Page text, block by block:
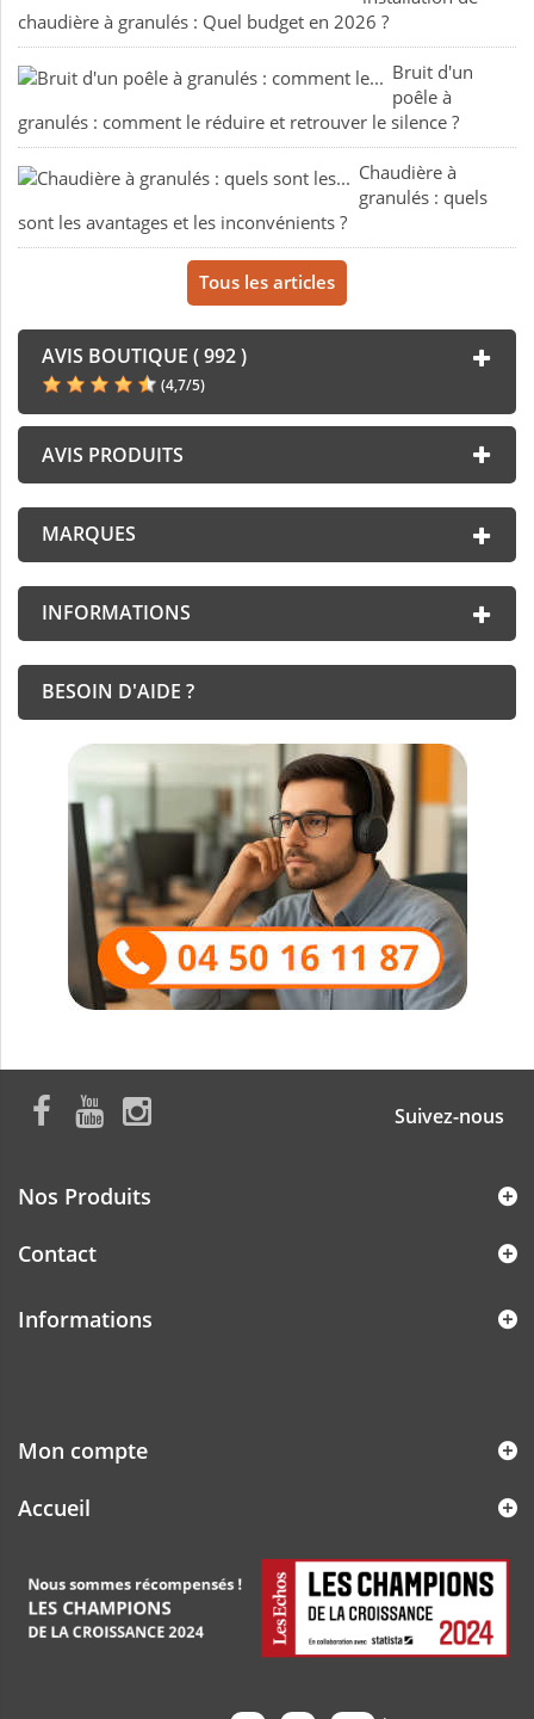
chaudière à granulés : Quel budget en 2026 ?
Bruit d'un
poêle à
granulés : comment le réduire et retrouver le silence ?
Chaudière à
granulés : quels
sont les avantages et les inconvénients ?
Tous les articles
AVIS BOUTIQUE ( 992 )
(4,7/5)
AVIS PRODUITS
MARQUES
INFORMATIONS
BESOIN D'AIDE ?
Suivez-nous
Nos Produits
Contact
Informations
Mon compte
Accueil